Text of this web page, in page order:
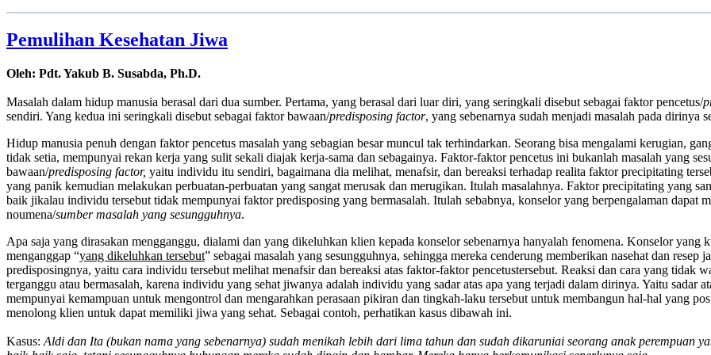
Pemulihan Kesehatan Jiwa
Oleh: Pdt. Yakub B. Susabda, Ph.D.
Masalah dalam hidup manusia berasal dari dua sumber. Pertama, yang berasal dari luar diri, yang seringkali disebut sebagai faktor pencetus/
sendiri. Yang kedua ini seringkali disebut sebagai faktor bawaan/predisposing factor, yang sebenarnya sudah menjadi masalah pada dirinya
Hidup manusia penuh dengan faktor pencetus masalah yang sebagian besar muncul tak terhindarkan. Seorang bisa mengalami kerugian,
tidak setia, mempunyai rekan kerja yang sulit sekali diajak kerja-sama dan sebagainya. Faktor-faktor pencetus ini bukanlah masalah yang
bawaan/predisposing factor, yaitu individu itu sendiri, bagaimana dia melihat, menafsir, dan bereaksi terhadap realita faktor precipitating
yang panik kemudian melakukan perbuatan-perbuatan yang sangat merusak dan merugikan. Itulah masalahnya. Faktor precipitating yang
baik jikalau individu tersebut tidak mempunyai faktor predisposing yang bermasalah. Itulah sebabnya, konselor yang berpengalaman dapat
noumena/sumber masalah yang sesungguhnya.
Apa saja yang dirasakan mengganggu, dialami dan yang dikeluhkan klien kepada konselor sebenarnya hanyalah fenomena. Konselor yang
menganggap “yang dikeluhkan tersebut” sebagai masalah yang sesungguhnya, sehingga mereka cenderung memberikan nasehat dan
predisposingnya, yaitu cara individu tersebut melihat menafsir dan bereaksi atas faktor-faktor pencetustersebut. Reaksi dan cara yang tidak
terganggu atau bermasalah, karena individu yang sehat jiwanya adalah individu yang sadar atas apa yang terjadi dalam dirinya. Yaitu sadar
mempunyai kemampuan untuk mengontrol dan mengarahkan perasaan pikiran dan tingkah-laku tersebut untuk membangun hal-hal yang
menolong klien untuk dapat memiliki jiwa yang sehat. Sebagai contoh, perhatikan kasus dibawah ini.
Kasus: Aldi dan Ita (bukan nama yang sebenarnya) sudah menikah lebih dari lima tahun dan sudah dikaruniai seorang anak perempuan